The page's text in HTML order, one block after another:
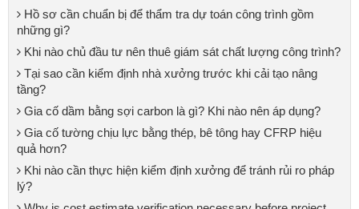
Hồ sơ cần chuẩn bị để thẩm tra dự toán công trình gồm
những gì?
Khi nào chủ đầu tư nên thuê giám sát chất lượng công trình?
Tại sao cần kiểm định nhà xưởng trước khi cải tạo nâng
tầng?
Gia cố dầm bằng sợi carbon là gì? Khi nào nên áp dụng?
Gia cố tường chịu lực bằng thép, bê tông hay CFRP hiệu
quả hơn?
Khi nào cần thực hiện kiểm định xưởng để tránh rủi ro pháp
lý?